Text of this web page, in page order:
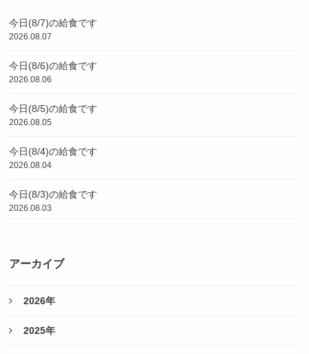
今日(8/7)の給食です
2026.08.07
今日(8/6)の給食です
2026.08.06
今日(8/5)の給食です
2026.08.05
今日(8/4)の給食です
2026.08.04
今日(8/3)の給食です
2026.08.03
アーカイブ
2026年
2025年